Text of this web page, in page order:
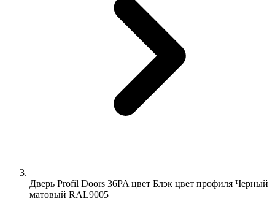
Дверь Profil Doors 36PA цвет Блэк цвет профиля Черный
матовый RAL9005